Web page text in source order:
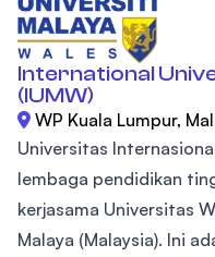
International
(IUMW)
WP Kuala Lumpur,
Universitas
lembaga pendidikan
kerjasama Universitas
Malaya (Malaysia). Ini